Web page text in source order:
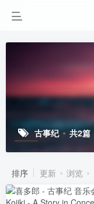
古事纪 共2篇
排序 更新 浏览